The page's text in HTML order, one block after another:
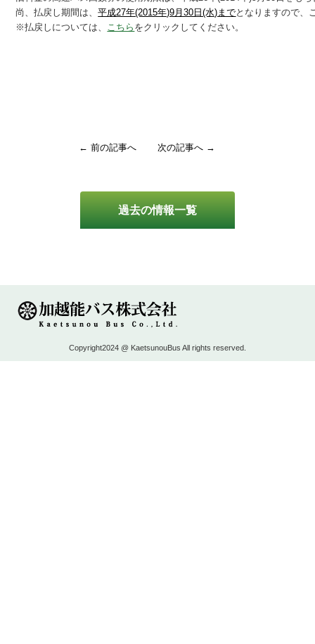
過去の情報一覧
尚、払戻し期間は、平成27年(2015年)9月30日(水)までとなりますので、
※払戻しについては、 こちら をクリックしてください。
← 前の記事へ 次の記事へ →
Copyright2024 @ KaetsunouBus All rights reserved.